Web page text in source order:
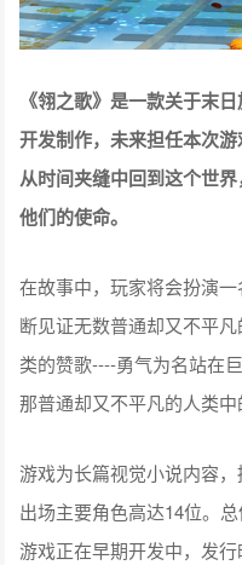
《翎之歌》是一款关于末
开发制作，未来担任本次
从时间夹缝中回到这个世
他们的使命。
在故事中，玩家将会扮演
断见证无数普通却又不平
类的赞歌----勇气为名站在
那普通却又不平凡的人类中
游戏为长篇视觉小说内容，
出场主要角色高达14位。
游戏正在早期开发中，发行